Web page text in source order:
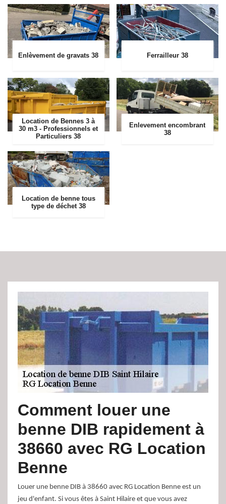
Enlèvement de gravats 38 Ferrailleur 38
Location de Bennes 3 à
30 m3 - Professionnels et
Particuliers 38
Enlevement encombrant
38
Location de benne tous
type de déchet 38
Comment louer une
benne DIB rapidement à
38660 avec RG Location
Benne
Louer une benne DIB à 38660 avec RG Location Benne est un
jeu d'enfant. Si vous êtes à Saint Hilaire et que vous avez